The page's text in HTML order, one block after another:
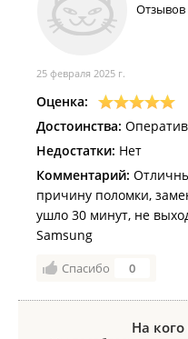
Отзывов
25 февраля 2025 г.
Оценка:
Достоинства:
Недостатки: Нет
Комментарий:
причину поломки,
ушло 30 минут, не
Samsung
Спасибо 0
На